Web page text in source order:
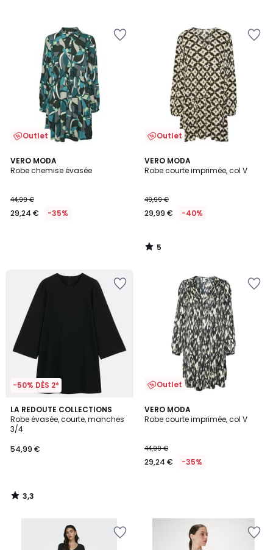
Outlet
VERO MODA
Robe chemise évasée
44,99 €
29,24 € -35%
Outlet
VERO MODA
Robe courte imprimée, col V
49,99 €
29,99 € -40%
5
/
5
/
-50% DÈS 2*
LA REDOUTE COLLECTIONS
Robe évasée, courte, manches
3/4
54,99 €
3,3
/ 5
3,3
/
Outlet
VERO MODA
Robe courte imprimée, col V
44,99 €
29,24 € -35%